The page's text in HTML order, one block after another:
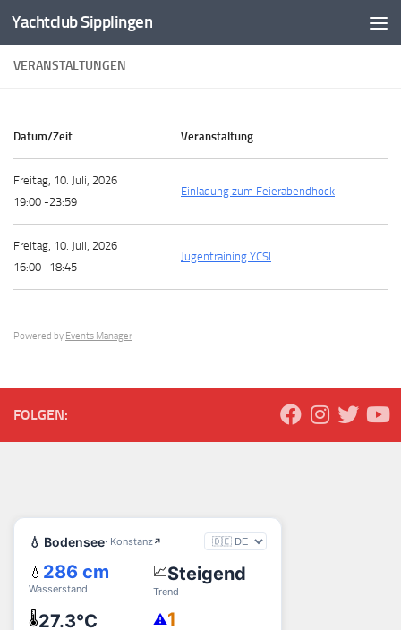
Zum Inhalt springen
Yachtclub Sipplingen
VERANSTALTUNGEN
Datum/Zeit Veranstaltung
Freitag, 10. Juli, 2026
19:00 -23:59
Einladung zum Feierabendhock
Freitag, 10. Juli, 2026
16:00 -18:45
Jugentraining YCSI
Powered by Events Manager
FOLGEN: